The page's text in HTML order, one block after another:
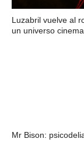
Luzabril vuelve al
un universo
Mr Bison: